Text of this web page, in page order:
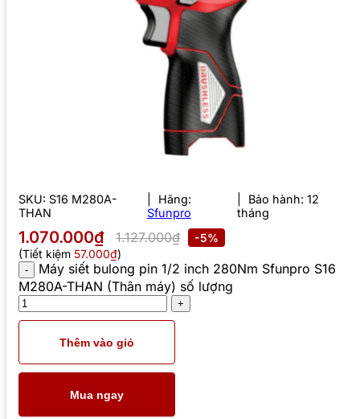
SKU: S16 M280A-
THAN
Hãng:
Sfunpro
Bảo hành: 12
tháng
1.070.000₫ 1.127.000₫
-5%
(Tiết kiệm 57.000₫)
Máy siết bulong pin 1/2 inch 280Nm Sfunpro S16
M280A-THAN (Thân máy) số lượng
Thêm vào giỏ
Mua ngay